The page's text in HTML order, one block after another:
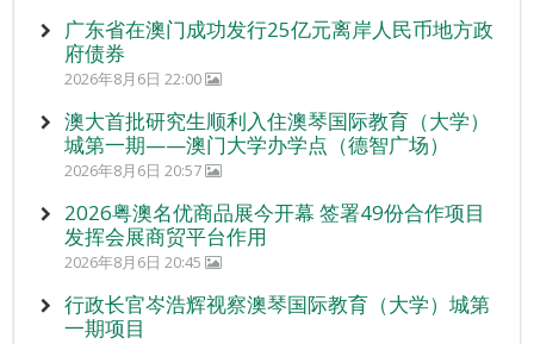
广东省在澳门成功发行25亿元离岸人民币地方政
府债券
2026年8月6日 22:00
澳大首批研究生顺利入住澳琴国际教育（大学）
城第一期——澳门大学办学点（德智广场）
2026年8月6日 20:57
2026粤澳名优商品展今开幕 签署49份合作项目
发挥会展商贸平台作用
2026年8月6日 20:45
行政长官岑浩辉视察澳琴国际教育（大学）城第
一期项目